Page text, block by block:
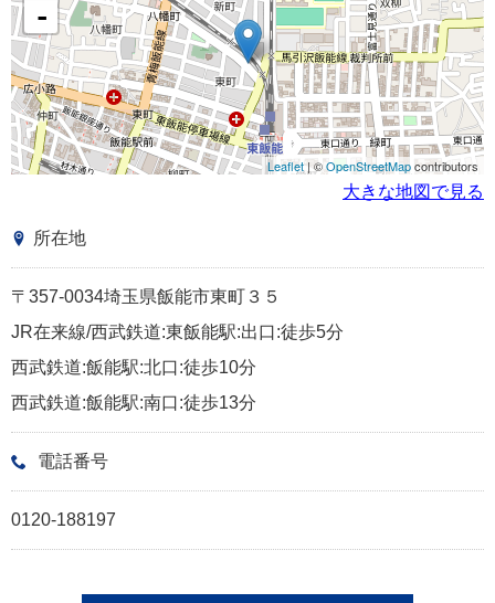
-
Leaflet| ©OpenStreetMapcontributors
大きな地図で見る
所在地
〒357-0034埼玉県飯能市東町３５
JR在来線/西武鉄道:東飯能駅:出口:徒歩5分
西武鉄道:飯能駅:北口:徒歩10分
西武鉄道:飯能駅:南口:徒歩13分
電話番号
0120-188197